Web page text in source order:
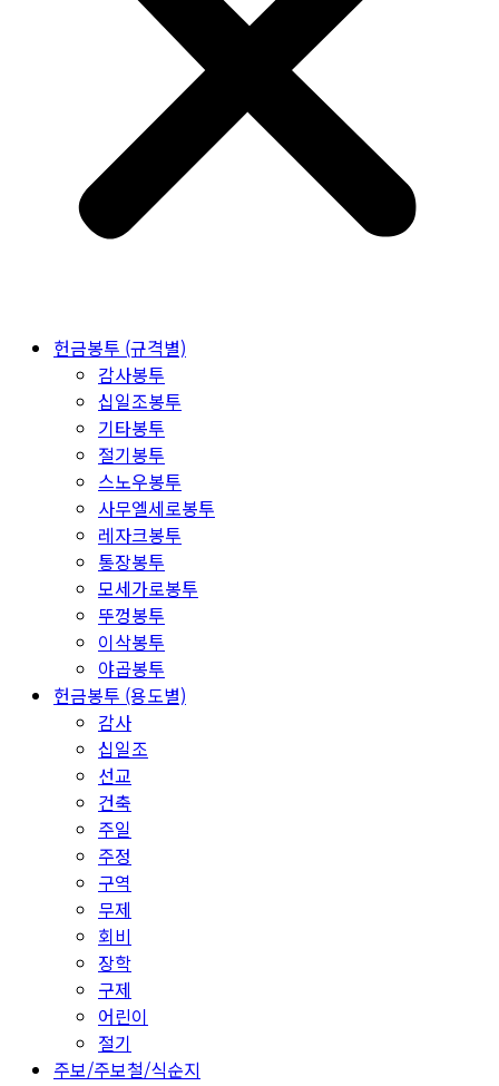
헌금봉투 (규격별)
감사봉투
십일조봉투
기타봉투
절기봉투
스노우봉투
사무엘세로봉투
레자크봉투
통장봉투
모세가로봉투
뚜껑봉투
이삭봉투
야곱봉투
헌금봉투 (용도별)
감사
십일조
선교
건축
주일
주정
구역
무제
회비
장학
구제
어린이
절기
주보/주보철/식순지